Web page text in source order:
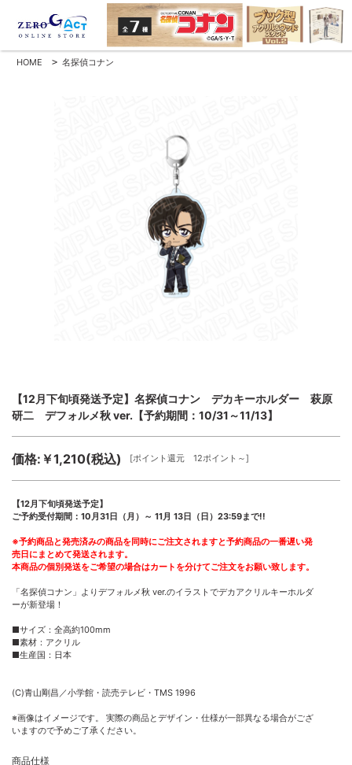
HOME > 名探偵コナン
【12月下旬頃発送予定】名探偵コナン デカキーホルダー 萩原
研二 デフォルメ秋 ver.【予約期間：10/31～11/13】
価格:￥1,210(税込) [ポイント還元 12ポイント～]
【12月下旬頃発送予定】
ご予約受付期間：10月31日（月）～ 11月 13日（日）23:59まで!!
※予約商品と発売済みの商品を同時にご注文されますと予約商品の一番遅い発
売日にまとめて発送されます。
本商品の個別発送をご希望の場合はカートを分けてご注文をお願い致します。
「名探偵コナン」よりデフォルメ秋 ver.のイラストでデカアクリルキーホルダ
ーが新登場！
■サイズ：全高約100mm
■素材：アクリル
■生産国：日本
(C)青山剛昌／小学館・読売テレビ・TMS 1996
※画像はイメージです。 実際の商品とデザイン・仕様が一部異なる場合がござ
いますので予めご了承ください。
商品仕様